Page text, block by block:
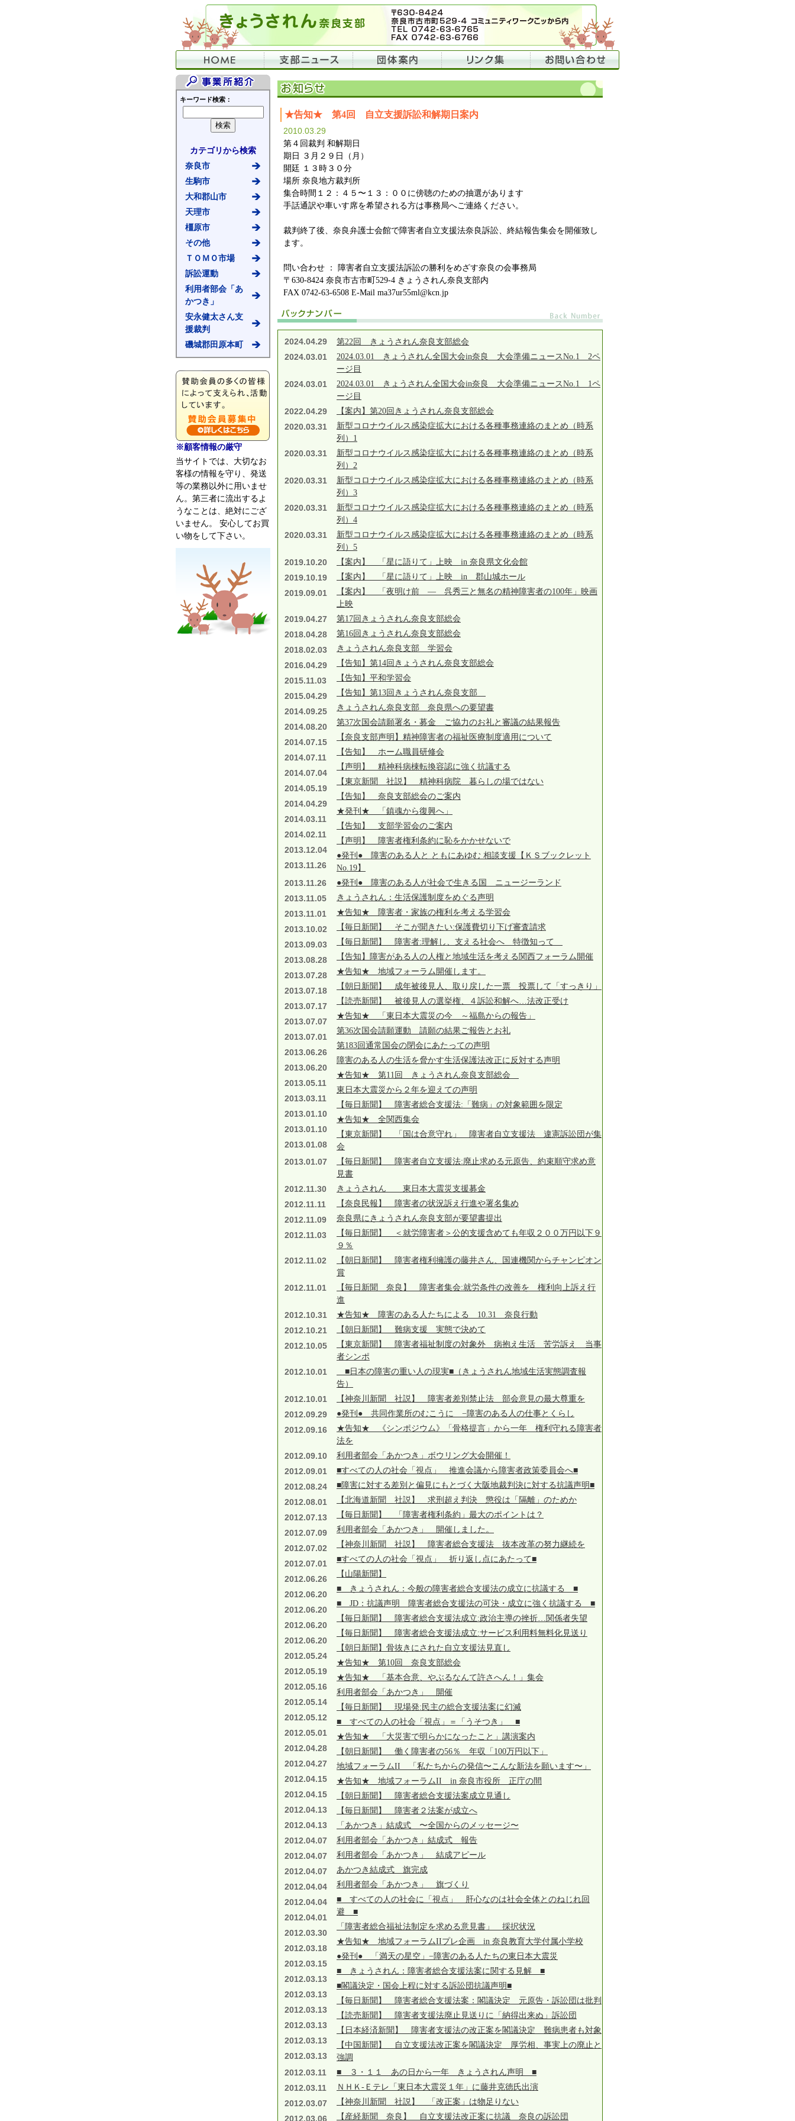
キーワード検索：
カテゴリから検索
奈良市
生駒市
大和郡山市
天理市
橿原市
その他
ＴＯＭＯ市場
訴訟運動
利用者部会「あ
かつき」
安永健太さん支
援裁判
磯城郡田原本町
※顧客情報の厳守
当サイトでは、大切なお
客様の情報を守り、発送
等の業務以外に用いませ
ん。第三者に流出するよ
うなことは、絶対にござ
いません。 安心してお買
い物をして下さい。
★告知★ 第4回 自立支援訴訟和解期日案内
2010.03.29
第４回裁判 和解期日
期日 ３月２９日（月）
開廷 １３時３０分
場所 奈良地方裁判所
集合時間１２：４５〜１３：００に傍聴のための抽選があります
手話通訳や車いす席を希望される方は事務局へご連絡ください。
裁判終了後、奈良弁護士会館で障害者自立支援法奈良訴訟、終結報告集会を開催致し
ます。
問い合わせ ： 障害者自立支援法訴訟の勝利をめざす奈良の会事務局
〒630-8424 奈良市古市町529-4 きょうされん奈良支部内
FAX 0742-63-6508 E-Mail ma37ur55ml@kcn.jp
2024.04.29 第22回 きょうされん奈良支部総会
2024.03.01
2024.03.01 きょうされん全国大会in奈良 大会準備ニュースNo.1 2ペ
ージ目
2024.03.01
2024.03.01 きょうされん全国大会in奈良 大会準備ニュースNo.1 1ペ
ージ目
2022.04.29 【案内】第20回きょうされん奈良支部総会
2020.03.31
新型コロナウイルス感染症拡大における各種事務連絡のまとめ（時系
列）1
2020.03.31
新型コロナウイルス感染症拡大における各種事務連絡のまとめ（時系
列）2
2020.03.31
新型コロナウイルス感染症拡大における各種事務連絡のまとめ（時系
列）3
2020.03.31
新型コロナウイルス感染症拡大における各種事務連絡のまとめ（時系
列）4
2020.03.31
新型コロナウイルス感染症拡大における各種事務連絡のまとめ（時系
列）5
2019.10.20 【案内】 「星に語りて」上映 in 奈良県文化会館
2019.10.19 【案内】 「星に語りて」上映 in 郡山城ホール
2019.09.01
【案内】 「夜明け前 ― 呉秀三と無名の精神障害者の100年」映画
上映
2019.04.27 第17回きょうされん奈良支部総会
2018.04.28 第16回きょうされん奈良支部総会
2018.02.03 きょうされん奈良支部 学習会
2016.04.29 【告知】第14回きょうされん奈良支部総会
2015.11.03 【告知】平和学習会
2015.04.29 【告知】第13回きょうされん奈良支部
2014.09.25 きょうされん奈良支部 奈良県への要望書
2014.08.20 第37次国会請願署名・募金 ご協力のお礼と審議の結果報告
2014.07.15
【奈良支部声明】精神障害者の福祉医療制度適用について
2014.07.11
【告知】 ホーム職員研修会
2014.07.04
【声明】 精神科病棟転換容認に強く抗議する
2014.05.19
【東京新聞 社説】 精神科病院 暮らしの場ではない
2014.04.29
【告知】 奈良支部総会のご案内
2014.03.11
★発刊★ 「鎮魂から復興へ」
2014.02.11
【告知】 支部学習会のご案内
2013.12.04
【声明】 障害者権利条約に恥をかかせないで
2013.11.26
●発刊● 障害のある人と ともにあゆむ 相談支援【ＫＳブックレット
No.19】
2013.11.26 ●発刊● 障害のある人が社会で生きる国 ニュージーランド
2013.11.05 きょうされん：生活保護制度をめぐる声明
2013.11.01 ★告知★ 障害者・家族の権利を考える学習会
2013.10.02 【毎日新聞】 そこが聞きたい:保護費切り下げ審査請求
2013.09.03 【毎日新聞】 障害者:理解し、支える社会へ 特徴知って
2013.08.28 【告知】障害がある人の人権と地域生活を考える関西フォーラム開催
2013.07.28 ★告知★ 地域フォーラム開催します。
2013.07.18 【朝日新聞】 成年被後見人、取り戻した一票 投票して「すっきり」
2013.07.17
【読売新聞】 被後見人の選挙権、４訴訟和解へ…法改正受け
2013.07.07
★告知★ 「東日本大震災の今 ～福島からの報告」
2013.07.01
第36次国会請願運動 請願の結果ご報告とお礼
2013.06.26
第183回通常国会の閉会にあたっての声明
2013.06.20
障害のある人の生活を脅かす生活保護法改正に反対する声明
2013.05.11
★告知★ 第11回 きょうされん奈良支部総会
2013.03.11
東日本大震災から２年を迎えての声明
2013.01.10
【毎日新聞】 障害者総合支援法:「難病」の対象範囲を限定
2013.01.10
★告知★ 全関西集会
2013.01.08
【東京新聞】 「国は合意守れ」 障害者自立支援法 違憲訴訟団が集
会
2013.01.07
【毎日新聞】 障害者自立支援法:廃止求める元原告、約束順守求め意
見書
2012.11.30 きょうされん 東日本大震災支援募金
2012.11.11 【奈良民報】 障害者の状況訴え行進や署名集め
2012.11.09 奈良県にきょうされん奈良支部が要望書提出
2012.11.03
【毎日新聞】 ＜就労障害者＞公的支援含めても年収２００万円以下９
９％
2012.11.02
【朝日新聞】 障害者権利擁護の藤井さん、国連機関からチャンピオン
賞
2012.11.01
【毎日新聞 奈良】 障害者集会:就労条件の改善を 権利向上訴え行
進
2012.10.31 ★告知★ 障害のある人たちによる 10.31 奈良行動
2012.10.21 【朝日新聞】 難病支援 実態で決めて
2012.10.05
【東京新聞】 障害者福祉制度の対象外 病抱え生活 苦労訴え 当事
者シンポ
2012.10.01
■日本の障害の重い人の現実■（きょうされん地域生活実態調査報
告）
2012.10.01 【神奈川新聞 社説】 障害者差別禁止法 部会意見の最大尊重を
2012.09.29 ●発刊● 共同作業所のむこうに −障害のある人の仕事とくらし
2012.09.16
★告知★ 《シンポジウム》「骨格提言」から一年 権利守れる障害者
法を
2012.09.10 利用者部会「あかつき」ボウリング大会開催！
2012.09.01 ■すべての人の社会「視点」 推進会議から障害者政策委員会へ■
2012.08.24 ■障害に対する差別と偏見にもとづく大阪地裁判決に対する抗議声明■
2012.08.01 【北海道新聞 社説】 求刑超え判決 懲役は「隔離」のためか
2012.07.13 【毎日新聞】 「障害者権利条約」最大のポイントは？
2012.07.09 利用者部会「あかつき」 開催しました。
2012.07.02 【神奈川新聞 社説】 障害者総合支援法 抜本改革の努力継続を
2012.07.01 ■すべての人の社会「視点」 折り返し点にあたって■
2012.06.26
【山陽新聞】
2012.06.20
■ きょうされん：今般の障害者総合支援法の成立に抗議する ■
2012.06.20
■ JD：抗議声明 障害者総合支援法の可決・成立に強く抗議する ■
2012.06.20
【毎日新聞】 障害者総合支援法成立:政治主導の挫折…関係者失望
2012.06.20
【毎日新聞】 障害者総合支援法成立:サービス利用料無料化見送り
2012.05.24
【朝日新聞】骨抜きにされた自立支援法見直し
2012.05.19
★告知★ 第10回 奈良支部総会
2012.05.16
★告知★ 「基本合意、やぶるなんて許さへん！」集会
2012.05.14
利用者部会「あかつき」 開催
2012.05.12
【毎日新聞】 現場発:民主の総合支援法案に幻滅
2012.05.01
■ すべての人の社会「視点」＝「うそつき」 ■
2012.04.28
★告知★ 「大災害で明らかになったこと」講演案内
2012.04.27
【朝日新聞】 働く障害者の56％ 年収「100万円以下」
2012.04.15
地域フォーラムII 「私たちからの発信〜こんな新法を願います〜」
2012.04.15
★告知★ 地域フォーラムII in 奈良市役所 正庁の間
2012.04.13
【朝日新聞】 障害者総合支援法案成立見通し
2012.04.13
【毎日新聞】 障害者２法案が成立へ
2012.04.07
「あかつき」結成式 〜全国からのメッセージ〜
2012.04.07
利用者部会「あかつき」結成式 報告
2012.04.07
利用者部会「あかつき」 結成アピール
2012.04.04
あかつき結成式 旗完成
2012.04.04
利用者部会「あかつき」 旗づくり
2012.04.01
■ すべての人の社会に「視点」 肝心なのは社会全体とのねじれ回
避 ■
2012.03.30
「障害者総合福祉法制定を求める意見書」 採択状況
2012.03.18
★告知★ 地域フォーラムIIプレ企画 in 奈良教育大学付属小学校
2012.03.15
●発刊● 「満天の星空」−障害のある人たちの東日本大震災
2012.03.13
■ きょうされん：障害者総合支援法案に関する見解 ■
2012.03.13
■閣議決定・国会上程に対する訴訟団抗議声明■
2012.03.13
【毎日新聞】 障害者総合支援法案：閣議決定 元原告・訴訟団は批判
2012.03.13
【読売新聞】 障害者支援法廃止見送りに「納得出来ぬ」訴訟団
2012.03.13
【日本経済新聞】 障害者支援法の改正案を閣議決定 難病患者も対象
2012.03.13
【中国新聞】 自立支援法改正案を閣議決定 厚労相、事実上の廃止と
強調
2012.03.11 ■ ３・１１ あの日から一年 きょうされん声明 ■
2012.03.11 ＮＨＫ-Ｅテレ「東日本大震災１年」に藤井克徳氏出演
2012.03.07 【神奈川新聞 社説】 「改正案」は物足りない
2012.03.06 【産経新聞 奈良】 自立支援法改正案に抗議 奈良の訴訟団